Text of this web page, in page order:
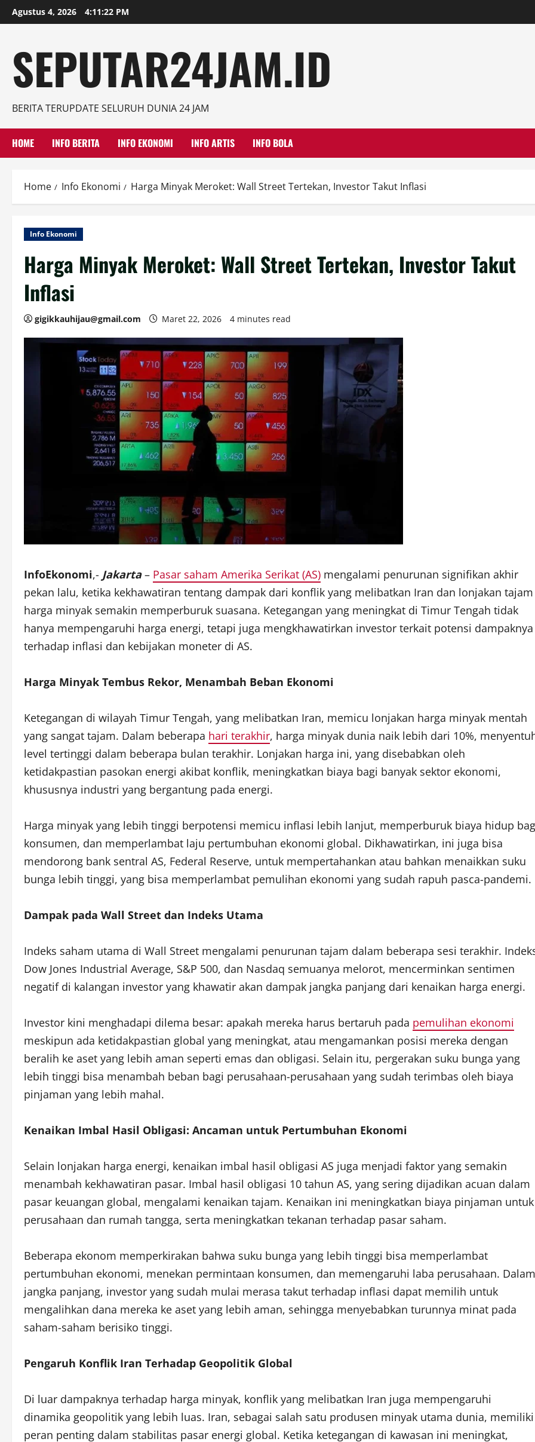
Skip
to
Agustus 4, 2026 4:11:22 PM
SEPUTAR24JAM.ID
BERITA TERUPDATE SELURUH DUNIA 24 JAM
HOME INFO BERITA INFO EKONOMI INFO ARTIS INFO BOLA
Home Info Ekonomi Harga Minyak Meroket: Wall Street Tertekan, Investor Takut Inflasi
Info Ekonomi
Harga Minyak Meroket: Wall Street Tertekan, Investor Takut
Inflasi
gigikkauhijau@gmail.com Maret 22, 2026 4 minutes read
InfoEkonomi,- Jakarta– Pasar saham Amerika Serikat (AS) mengalami penurunan signifikan akhir
pekan lalu, ketika kekhawatiran tentang dampak dari konflik yang melibatkan Iran dan lonjakan tajam
harga minyak semakin memperburuk suasana. Ketegangan yang meningkat di Timur Tengah tidak
hanya mempengaruhi harga energi, tetapi juga mengkhawatirkan investor terkait potensi dampaknya
terhadap inflasi dan kebijakan moneter di AS.
Harga Minyak Tembus Rekor, Menambah Beban Ekonomi
Ketegangan di wilayah Timur Tengah, yang melibatkan Iran, memicu lonjakan harga minyak mentah
yang sangat tajam. Dalam beberapa hari terakhir, harga minyak dunia naik lebih dari 10%,
level tertinggi dalam beberapa bulan terakhir. Lonjakan harga ini, yang disebabkan oleh
ketidakpastian pasokan energi akibat konflik, meningkatkan biaya bagi banyak sektor ekonomi,
khususnya industri yang bergantung pada energi.
Harga minyak yang lebih tinggi berpotensi memicu inflasi lebih lanjut, memperburuk biaya hidup
konsumen, dan memperlambat laju pertumbuhan ekonomi global. Dikhawatirkan, ini juga bisa
mendorong bank sentral AS, Federal Reserve, untuk mempertahankan atau bahkan menaikkan suku
bunga lebih tinggi, yang bisa memperlambat pemulihan ekonomi yang sudah rapuh pasca-pandemi.
Dampak pada Wall Street dan Indeks Utama
Indeks saham utama di Wall Street mengalami penurunan tajam dalam beberapa sesi terakhir.
Dow Jones Industrial Average, S&P 500, dan Nasdaq semuanya melorot, mencerminkan sentimen
negatif di kalangan investor yang khawatir akan dampak jangka panjang dari kenaikan harga energi.
Investor kini menghadapi dilema besar: apakah mereka harus bertaruh pada pemulihan ekonomi
meskipun ada ketidakpastian global yang meningkat, atau mengamankan posisi mereka dengan
beralih ke aset yang lebih aman seperti emas dan obligasi. Selain itu, pergerakan suku bunga yang
lebih tinggi bisa menambah beban bagi perusahaan-perusahaan yang sudah terimbas oleh biaya
pinjaman yang lebih mahal.
Kenaikan Imbal Hasil Obligasi: Ancaman untuk Pertumbuhan Ekonomi
Selain lonjakan harga energi, kenaikan imbal hasil obligasi AS juga menjadi faktor yang semakin
menambah kekhawatiran pasar. Imbal hasil obligasi 10 tahun AS, yang sering dijadikan acuan dalam
pasar keuangan global, mengalami kenaikan tajam. Kenaikan ini meningkatkan biaya pinjaman untuk
perusahaan dan rumah tangga, serta meningkatkan tekanan terhadap pasar saham.
Beberapa ekonom memperkirakan bahwa suku bunga yang lebih tinggi bisa memperlambat
pertumbuhan ekonomi, menekan permintaan konsumen, dan memengaruhi laba perusahaan. Dalam
jangka panjang, investor yang sudah mulai merasa takut terhadap inflasi dapat memilih untuk
mengalihkan dana mereka ke aset yang lebih aman, sehingga menyebabkan turunnya minat pada
saham-saham berisiko tinggi.
Pengaruh Konflik Iran Terhadap Geopolitik Global
Di luar dampaknya terhadap harga minyak, konflik yang melibatkan Iran juga mempengaruhi
dinamika geopolitik yang lebih luas. Iran, sebagai salah satu produsen minyak utama dunia, memiliki
peran penting dalam stabilitas pasar energi global. Ketika ketegangan di kawasan ini meningkat,